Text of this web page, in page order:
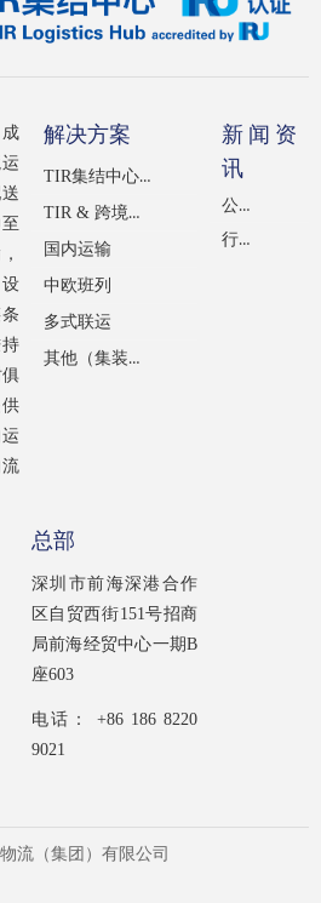
总部
深圳市前海深港合作
区自贸西街151号招商
局前海经贸中心一期B
座603
电话： +86 186 8220
9021
解决方案
TIR集结中心（经IRU认证）
TIR & 跨境公路运输
国内运输
中欧班列
多式联运
其他（集装箱租赁）
新闻资
讯
公司新闻
行业新闻
流（集团）有限公司